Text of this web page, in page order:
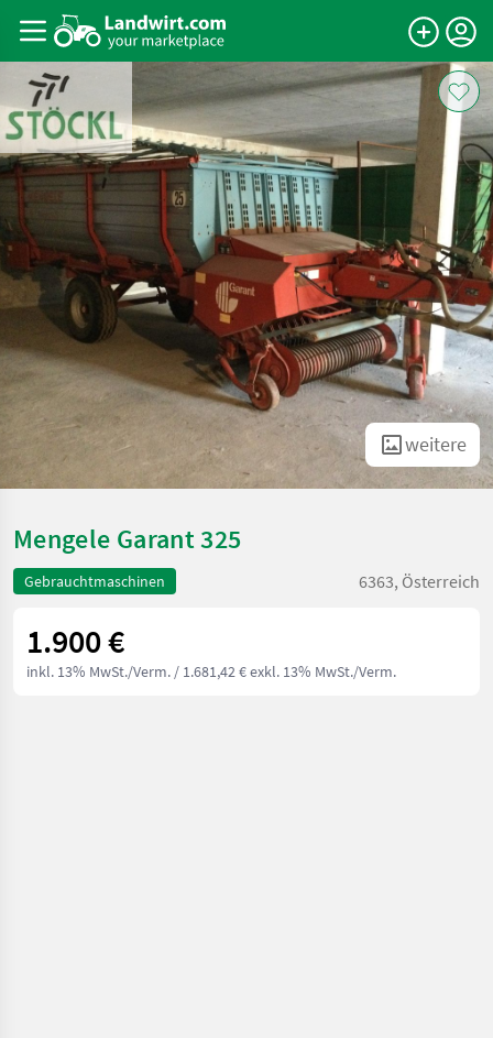
weitere
Mengele Garant 325
Gebrauchtmaschinen 6363, Österreich
1.900 €
inkl. 13% MwSt./Verm. / 1.681,42 € exkl. 13% MwSt./Verm.